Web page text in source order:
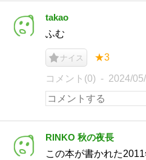
takao
ふむ
ナイス ★3
コメント(0) 2024/
RINKO 秋の夜長
この本が書かれた